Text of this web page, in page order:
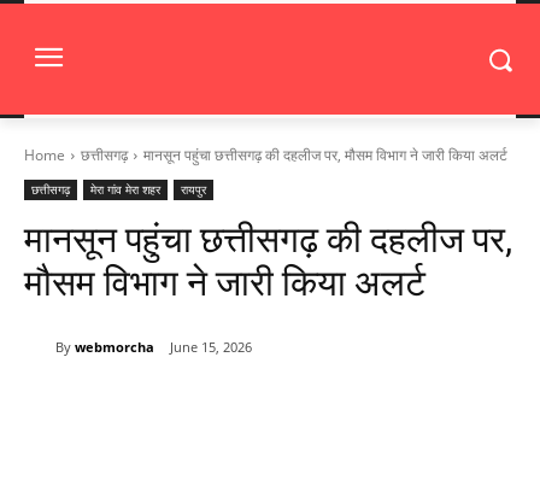
Home छत्तीसगढ़ मानसून पहुंचा छत्तीसगढ़ की दहलीज पर, मौसम विभाग ने जारी किया अलर्ट
छत्तीसगढ़ मेरा गांव मेरा शहर रायपुर
मानसून पहुंचा छत्तीसगढ़ की दहलीज पर,
मौसम विभाग ने जारी किया अलर्ट
By webmorcha June 15, 2026